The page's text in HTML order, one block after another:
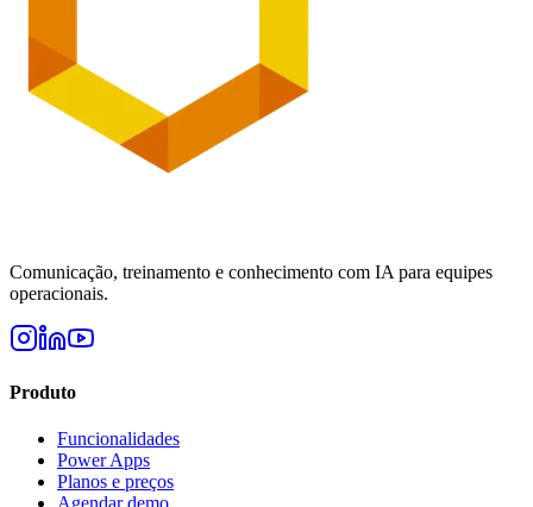
Comunicação, treinamento e conhecimento com IA para equipes
operacionais.
Produto
Funcionalidades
Power Apps
Planos e preços